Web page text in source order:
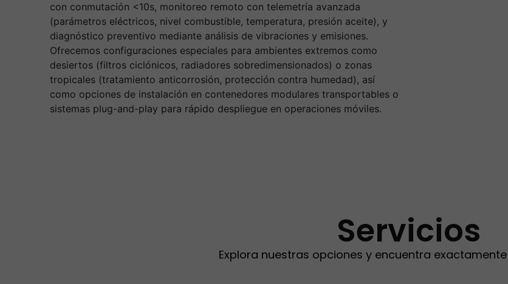
con conmutación <10s, monitoreo remoto con telemetría avanzada
(parámetros eléctricos, nivel combustible, temperatura, presión aceite), y
diagnóstico preventivo mediante análisis de vibraciones y emisiones.
Ofrecemos configuraciones especiales para ambientes extremos como
desiertos (filtros ciclónicos, radiadores sobredimensionados) o zonas
tropicales (tratamiento anticorrosión, protección contra humedad), así
como opciones de instalación en contenedores modulares transportables o
sistemas plug-and-play para rápido despliegue en operaciones móviles.
Servicios
Explora nuestras opciones y encuentra